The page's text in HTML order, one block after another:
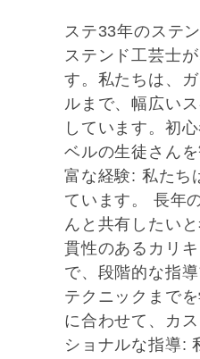
ステ33年のステ
ステンド工芸士
す。私たちは、
ルまで、幅広い
しています。初
ベルの生徒さん
富な経験: 私たち
ています。 長年
んと共有したい
貫性のあるカリ
で、段階的な指
テクニックまで
に合わせて、カ
ショナルな指導: